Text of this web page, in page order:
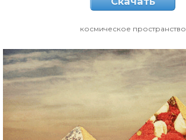
космическое пространство